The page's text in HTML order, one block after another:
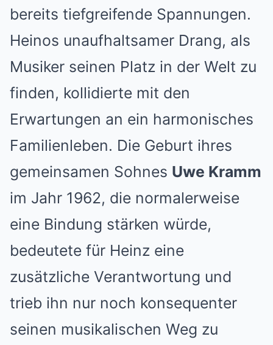
bereits tiefgreifende Spannungen.
Heinos unaufhaltsamer Drang, als
Musiker seinen Platz in der Welt zu
finden, kollidierte mit den
Erwartungen an ein harmonisches
Familienleben. Die Geburt ihres
gemeinsamen Sohnes Uwe Kramm
im Jahr 1962, die normalerweise
eine Bindung stärken würde,
bedeutete für Heinz eine
zusätzliche Verantwortung und
trieb ihn nur noch konsequenter
seinen musikalischen Weg zu